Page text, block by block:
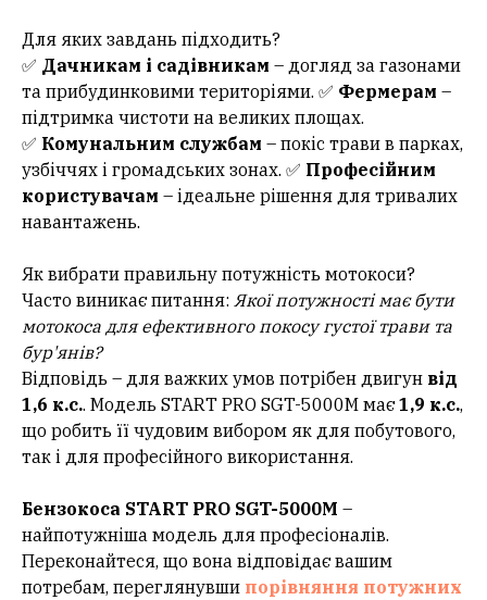
Для яких завдань підходить?
✅ Дачникам і садівникам – догляд за газонами
та прибудинковими територіями. ✅ Фермерам –
підтримка чистоти на великих площах.
✅ Комунальним службам – покіс трави в парках,
узбіччях і громадських зонах. ✅ Професійним
користувачам – ідеальне рішення для тривалих
навантажень.
Як вибрати правильну потужність мотокоси?
Часто виникає питання: Якої потужності має бути
мотокоса для ефективного покосу густої трави та
бур'янів?
Відповідь – для важких умов потрібен двигун від
1,6 к.с.. Модель START PRO SGT-5000M має1,9 к.с.,
що робить її чудовим вибором як для побутового,
так і для професійного використання.
Бензокоса START PRO SGT-5000M –
найпотужніша модель для професіоналів.
Переконайтеся, що вона відповідає вашим
потребам, переглянувши порівняння потужних